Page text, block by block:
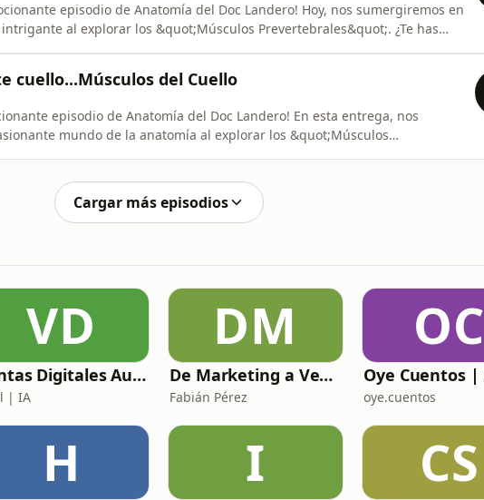
episodio de Anatomía del Doc Landero! Hoy, nos sumergiremos en
al explorar los &quot;Músculos Prevertebrales&quot;. ¿Te has
man
cuello...Músculos del Cuello
episodio de Anatomía del Doc Landero! En esta entrega, nos
mundo de la anatomía al explorar los &quot;Músculos
detrás de estos músculos
Cargar más episodios
VD
Ventas Digitales Automotrices: De BDC a DCA
| IA
DM
De Marketing a Ventas
Fabián Pérez
OC
oye.cuentos
H I CS